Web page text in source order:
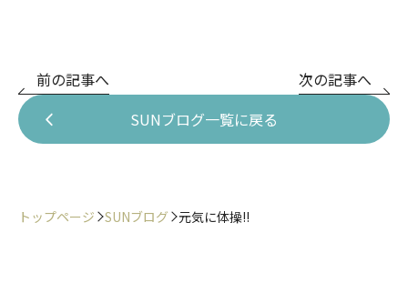
前の記事へ
SUNブログ一覧に戻る
次の記事へ
トップページ SUNブログ 元気に体操!!